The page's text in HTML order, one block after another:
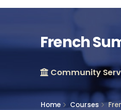
French
Community
Home Courses